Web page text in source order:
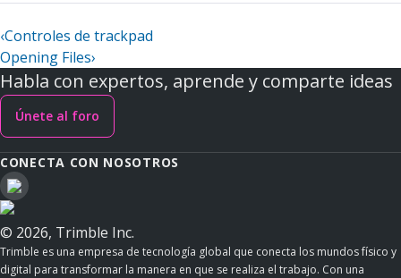
‹Controles de trackpad
Opening Files›
Habla con expertos, aprende y comparte ideas
Únete al foro
CONECTA CON NOSOTROS
© 2026, Trimble Inc.
Trimble es una empresa de tecnología global que conecta los mundos físico y
digital para transformar la manera en que se realiza el trabajo. Con una